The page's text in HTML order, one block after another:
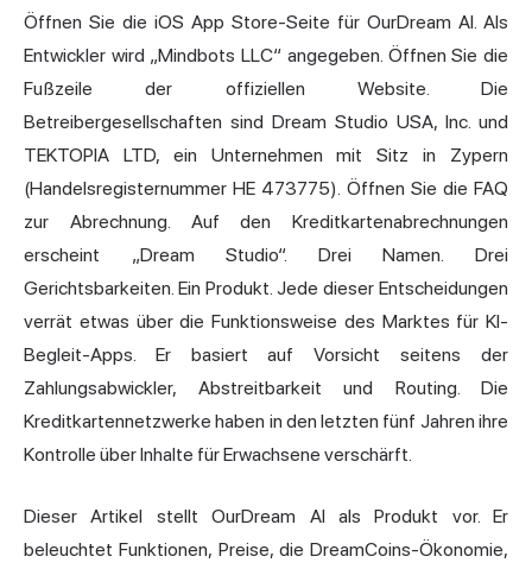
Öffnen Sie die iOS App Store-Seite für OurDream AI. Als
Entwickler wird „Mindbots LLC“ angegeben. Öffnen Sie die
Fußzeile der offiziellen Website. Die
Betreibergesellschaften sind Dream Studio USA, Inc. und
TEKTOPIA LTD, ein Unternehmen mit Sitz in Zypern
(Handelsregisternummer HE 473775). Öffnen Sie die FAQ
zur Abrechnung. Auf den Kreditkartenabrechnungen
erscheint „Dream Studio“. Drei Namen. Drei
Gerichtsbarkeiten. Ein Produkt. Jede dieser Entscheidungen
verrät etwas über die Funktionsweise des Marktes für KI-
Begleit-Apps. Er basiert auf Vorsicht seitens der
Zahlungsabwickler, Abstreitbarkeit und Routing. Die
Kreditkartennetzwerke haben in den letzten fünf Jahren ihre
Kontrolle über Inhalte für Erwachsene verschärft.
Dieser Artikel stellt OurDream AI als Produkt vor. Er
beleuchtet Funktionen, Preise, die DreamCoins-Ökonomie,